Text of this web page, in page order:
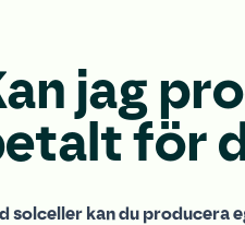
jag
för
solceller kan du producera